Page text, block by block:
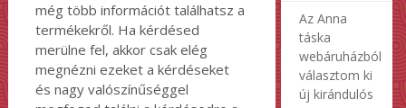
még több információt találhatsz a
termékekről. Ha kérdésed
merülne fel, akkor csak elég
megnézni ezeket a kérdéseket
és nagy valószínűséggel
Az Anna
táska
webáruházból
választom ki
új kirándulós